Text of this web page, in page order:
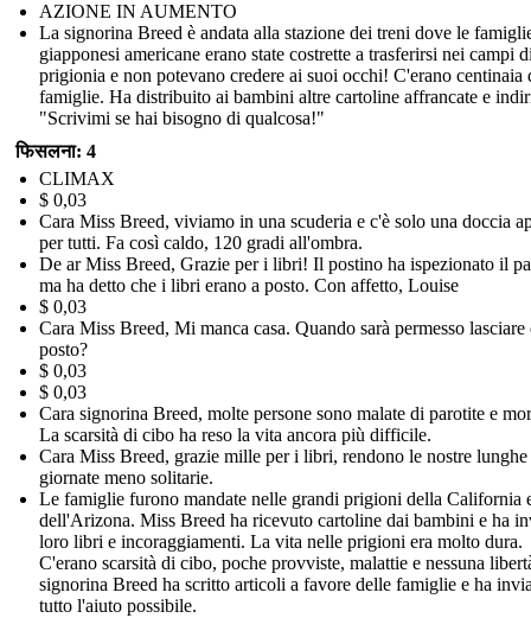
AZIONE IN AUMENTO
La signorina Breed è andata alla stazione dei treni dove le
giapponesi americane erano state costrette a trasferirsi nei campi
prigionia e non potevano credere ai suoi occhi! C'erano centinaia
famiglie. Ha distribuito ai bambini altre cartoline affrancate e
"Scrivimi se hai bisogno di qualcosa!"
फिसलना: 4
CLIMAX
$ 0,03
Cara Miss Breed, viviamo in una scuderia e c'è solo una doccia
per tutti. Fa così caldo, 120 gradi all'ombra.
De ar Miss Breed, Grazie per i libri! Il postino ha ispezionato il
ma ha detto che i libri erano a posto. Con affetto, Louise
$ 0,03
Cara Miss Breed, Mi manca casa. Quando sarà permesso lasciare
posto?
$ 0,03
$ 0,03
Cara signorina Breed, molte persone sono malate di parotite e
La scarsità di cibo ha reso la vita ancora più difficile.
Cara Miss Breed, grazie mille per i libri, rendono le nostre lunghe
giornate meno solitarie.
Le famiglie furono mandate nelle grandi prigioni della California
dell'Arizona. Miss Breed ha ricevuto cartoline dai bambini e ha
loro libri e incoraggiamenti. La vita nelle prigioni era molto dura.
C'erano scarsità di cibo, poche provviste, malattie e nessuna
signorina Breed ha scritto articoli a favore delle famiglie e ha
tutto l'aiuto possibile.